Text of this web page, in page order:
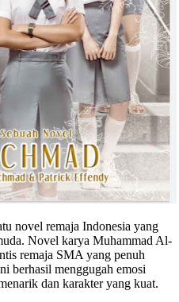
novel remaja Indonesia yang
Novel karya Muhammad Al-
remaja SMA yang penuh
berhasil menggugah emosi
dan karakter yang kuat.